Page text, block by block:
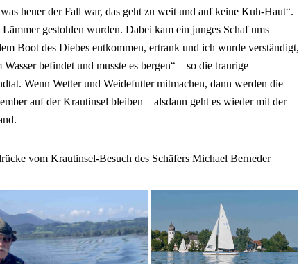
heuer der Fall war, das geht zu weit und auf keine Kuh-Haut“.
gestohlen wurden. Dabei kam ein junges Schaf ums
Boot des Diebes entkommen, ertrank und ich wurde verständigt,
befindet und musste es bergen“ – so die traurige
Wenn Wetter und Weidefutter mitmachen, dann werden die
auf der Krautinsel bleiben – alsdann geht es wieder mit der
vom Krautinsel-Besuch des Schäfers Michael Berneder